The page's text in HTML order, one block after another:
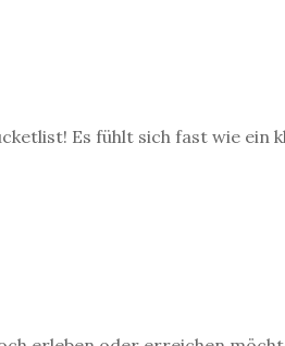
Es fühlt sich fast wie